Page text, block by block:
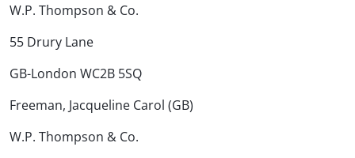
W.P. Thompson & Co.
55 Drury Lane
GB-London WC2B 5SQ
Freeman, Jacqueline Carol (GB)
W.P. Thompson & Co.